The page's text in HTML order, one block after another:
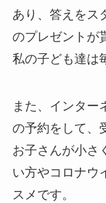
あり、答えをス
のプレゼントが
私の子ども達は
また、インター
の予約をして、
お子さんが小さ
い方やコロナウ
スメです。